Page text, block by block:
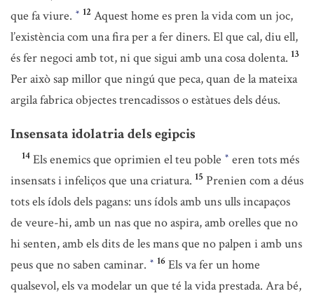
que fa viure. * 12 Aquest home es pren la vida com un joc,
l’existència com una fira per a fer diners. El que cal, diu ell,
és fer negoci amb tot, ni que sigui amb una cosa dolenta. 13
Per això sap millor que ningú que peca, quan de la mateixa
argila fabrica objectes trencadissos o estàtues dels déus.
Insensata idolatria dels egipcis
14 Els enemics que oprimien el teu poble * eren tots més
insensats i infeliços que una criatura. 15 Prenien com a déus
tots els ídols dels pagans: uns ídols amb uns ulls incapaços
de veure-hi, amb un nas que no aspira, amb orelles que no
hi senten, amb els dits de les mans que no palpen i amb uns
peus que no saben caminar. * 16 Els va fer un home
qualsevol, els va modelar un que té la vida prestada. Ara bé,